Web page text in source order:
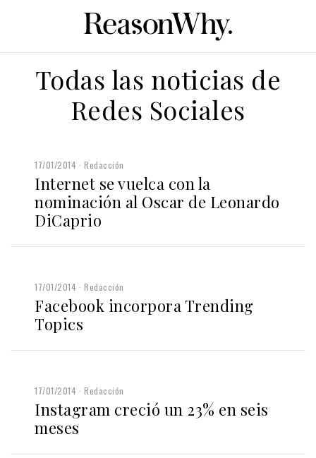
Todas las noticias de
Redes Sociales
17/01/2014 Redacción
Internet se vuelca con la
nominación al Oscar de Leonardo
DiCaprio
17/01/2014 Redacción
Facebook incorpora Trending
Topics
17/01/2014 Redacción
Instagram creció un 23% en seis
meses